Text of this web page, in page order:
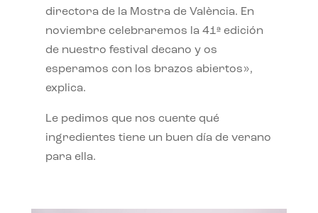
directora de la Mostra de València. En
noviembre celebraremos la 41ª edición
de nuestro festival decano y os
esperamos con los brazos abiertos»,
explica.
Le pedimos que nos cuente qué
ingredientes tiene un buen día de verano
para ella.